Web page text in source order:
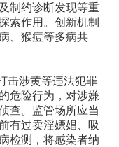
制约诊断发现等重
索作用。创新机制
、猴痘等多病共
击涉黄等违法犯罪
危险行为，对涉嫌
查。监管场所应当
有过卖淫嫖娼、吸
检测，将感染者纳